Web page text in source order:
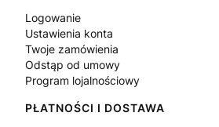
Logowanie
Ustawienia konta
Twoje zamówienia
Odstąp od umowy
Program lojalnościowy
PŁATNOŚCI I DOSTAWA